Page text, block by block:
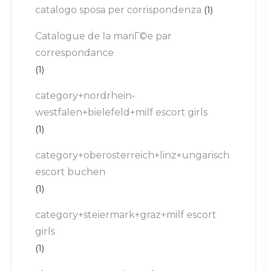
catalogo sposa per corrispondenza (1)
Catalogue de la mariГ©e par
correspondance
(1)
category+nordrhein-
westfalen+bielefeld+milf escort girls
(1)
category+oberosterreich+linz+ungarisch
escort buchen
(1)
category+steiermark+graz+milf escort
girls
(1)